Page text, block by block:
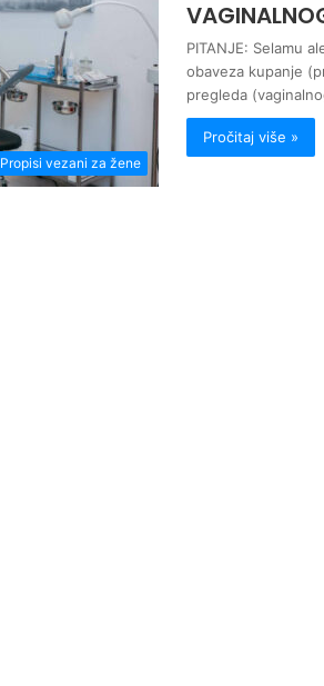
Propisi vezani za žene
PITANJE: Selamu
obaveza kupanje
pregleda
Pročitaj više »